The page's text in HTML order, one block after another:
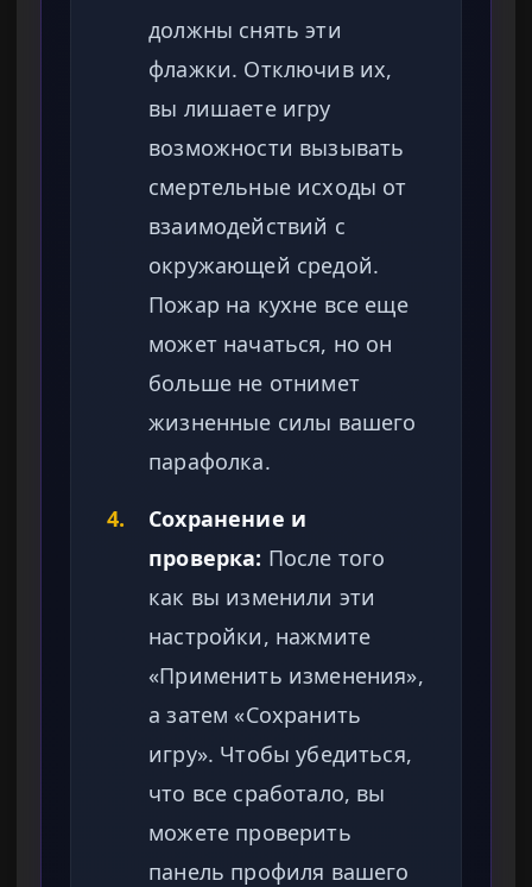
должны снять эти
флажки. Отключив их,
вы лишаете игру
возможности вызывать
смертельные исходы от
взаимодействий с
окружающей средой.
Пожар на кухне все еще
может начаться, но он
больше не отнимет
жизненные силы вашего
парафолка.
4.
Сохранение и
проверка: После того
как вы изменили эти
настройки, нажмите
«Применить изменения»,
а затем «Сохранить
игру». Чтобы убедиться,
что все сработало, вы
можете проверить
панель профиля вашего